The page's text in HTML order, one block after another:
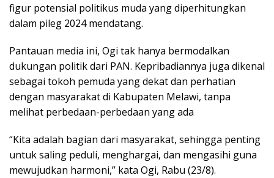
figur potensial politikus muda yang diperhitungkan
dalam pileg 2024 mendatang.
Pantauan media ini, Ogi tak hanya bermodalkan
dukungan politik dari PAN. Kepribadiannya juga dikenal
sebagai tokoh pemuda yang dekat dan perhatian
dengan masyarakat di Kabupaten Melawi, tanpa
melihat perbedaan-perbedaan yang ada
“Kita adalah bagian dari masyarakat, sehingga penting
untuk saling peduli, menghargai, dan mengasihi guna
mewujudkan harmoni,” kata Ogi, Rabu (23/8).